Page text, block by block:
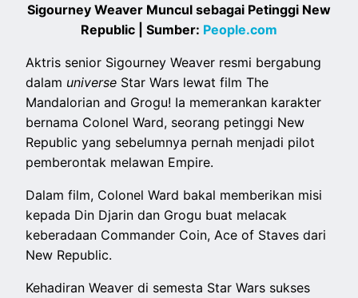
Sigourney Weaver Muncul sebagai Petinggi New
Republic | Sumber: People.com
Aktris senior Sigourney Weaver resmi bergabung
dalam universe Star Wars lewat film The
Mandalorian and Grogu! Ia memerankan karakter
bernama Colonel Ward, seorang petinggi New
Republic yang sebelumnya pernah menjadi pilot
pemberontak melawan Empire.
Dalam film, Colonel Ward bakal memberikan misi
kepada Din Djarin dan Grogu buat melacak
keberadaan Commander Coin, Ace of Staves dari
New Republic.
Kehadiran Weaver di semesta Star Wars sukses